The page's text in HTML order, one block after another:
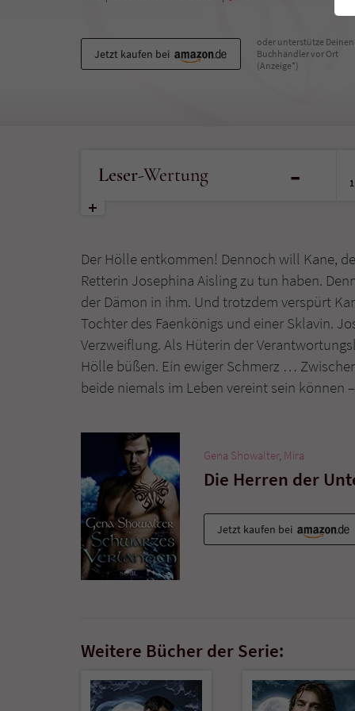
Jetzt kaufen bei
oder unterstütze Deinen
Buchhändler vor Ort
(Anzeige*)
Leser-Wertung -
1
Der Hölle entkommen! Dennoch will Kane,
Retterin Josephina Aisling zu tun haben.
der Dämon in ihm. Und trotzdem verspürt
Tochter des Faenkönigs und einer Sklavin.
Verzweiflung. Als Hüterin der
Hölle büßen. Ein ewiger Schmerz …
beide niemals im Leben vereint sein können
Gena Showalter, Mira
Die Herren der
Jetzt kaufen bei
Weitere Bücher der Serie: